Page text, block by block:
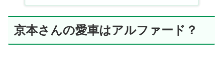
京本さんの愛車はアルファード？